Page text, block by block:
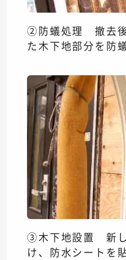
②防蟻処理 撤去後
た木下地部分を防
③木下地設置 新
け、防水シートを